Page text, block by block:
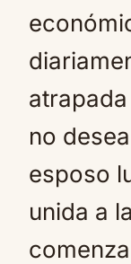
no
esposo
unida a